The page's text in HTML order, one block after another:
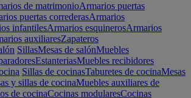
de matrimonioArmarios puertas
puertas correderasArmarios
infantilesArmarios esquinerosArmarios
auxiliaresZapateros
SillasMesas de salónMuebles
EstanteriasMuebles recibidores
Sillas de cocinasTaburetes de cocinaMesas
y sillas de cocinaMuebles auxiliares de
de cocinaCocinas modularesCocinas